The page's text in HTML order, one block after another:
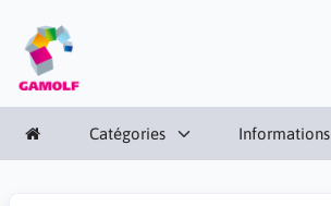
Catégories Informations